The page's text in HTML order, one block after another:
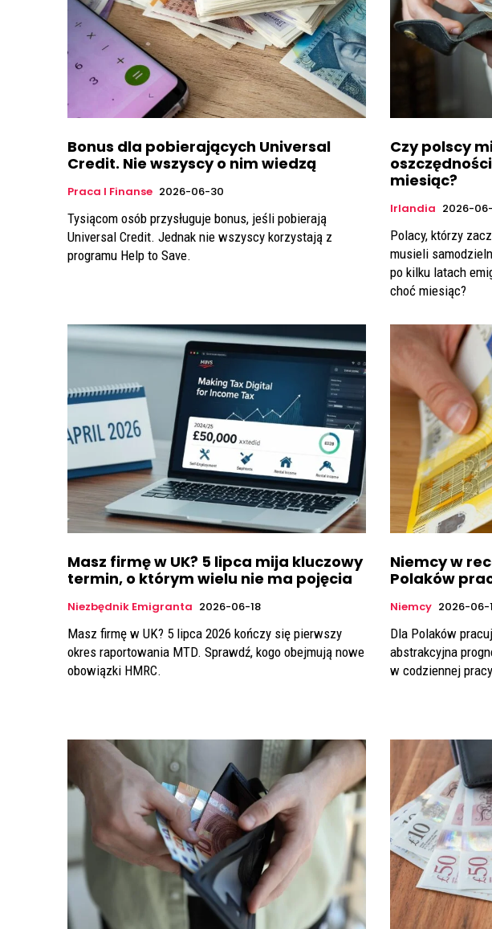
Bonus dla pobierających Universal
Credit. Nie wszyscy o nim wiedzą
Praca I Finanse 2026-06-30
Tysiącom osób przysługuje bonus, jeśli pobierają
Universal Credit. Jednak nie wszyscy korzystają z
programu Help to Save.
Czy polscy
miesiąc?
Irlandia 2026-
Polacy, którzy
musieli
po kilku latach
choć miesiąc?
Masz firmę w UK? 5 lipca mija kluczowy
termin, o którym wielu nie ma pojęcia
Niezbędnik Emigranta 2026-06-18
Masz firmę w UK? 5 lipca 2026 kończy się pierwszy
okres raportowania MTD. Sprawdź, kogo obejmują nowe
obowiązki HMRC.
Niemcy w
Polaków
Niemcy 2026-06-
Dla Polaków
abstrakcyjna
w codziennej